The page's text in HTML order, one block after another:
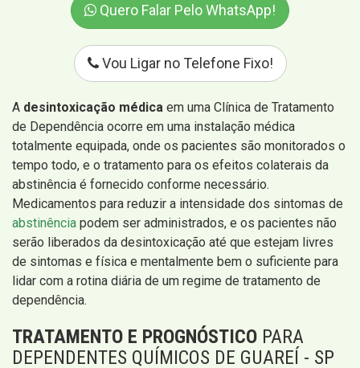
Quero Falar Pelo WhatsApp!
Vou Ligar no Telefone Fixo!
A desintoxicação médica em uma Clínica de Tratamento
de Dependência ocorre em uma instalação médica
totalmente equipada, onde os pacientes são monitorados o
tempo todo, e o tratamento para os efeitos colaterais da
abstinência é fornecido conforme necessário.
Medicamentos para reduzir a intensidade dos sintomas de
abstinência podem ser administrados, e os pacientes não
serão liberados da desintoxicação até que estejam livres
de sintomas e física e mentalmente bem o suficiente para
lidar com a rotina diária de um regime de tratamento de
dependência.
TRATAMENTO E PROGNÓSTICO PARA
DEPENDENTES QUÍMICOS DE GUAREÍ - SP